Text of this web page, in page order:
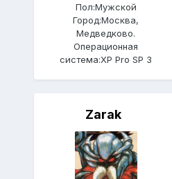
Пол:Мужской
Город:Москва,
Медведково.
Операционная
система:XP Pro SP 3
Zarak